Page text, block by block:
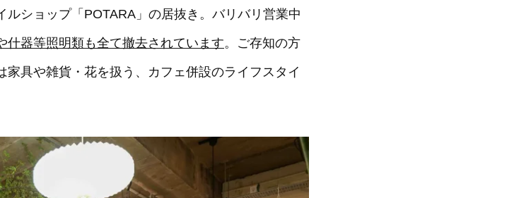
ショップ「POTARA」の居抜き。バリバリ営業中
什器等照明類も全て撤去されています。ご存知の方
家具や雑貨・花を扱う、カフェ併設のライフスタイ